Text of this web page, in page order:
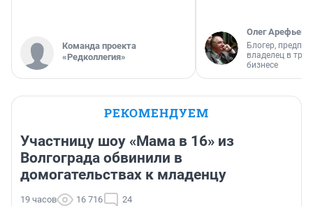
Команда проекта
«Редколлегия»
Олег Арефьев
Блогер,
владелец в
бизнесе
РЕКОМЕНДУЕМ
Участницу шоу «Мама в 16» из
Волгограда обвинили в
домогательствах к младенцу
19 часов 16 716 24